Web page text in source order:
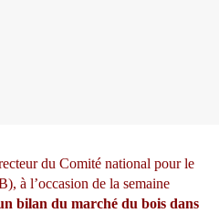
du Comité national pour le
à l’occasion de la semaine
bilan du marché du bois dans